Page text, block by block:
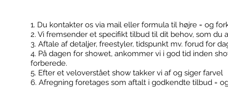
Kontakt Booking
1. Du kontakter os via mail eller formula til højre = og
2. Vi fremsender et specifikt tilbud til dit behov, som du
3. Aftale af detaljer, freestyler, tidspunkt mv. forud for
4. På dagen for showet, ankommer vi i god tid inden
forberede.
5. Efter et veloverstået show takker vi af og siger farvel
6. Afregning foretages som aftalt i godkendte tilbud =